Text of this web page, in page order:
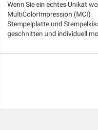
Wenn Sie ein echtes Unikat
MultiColorImpression (MCI)
Stempelplatte und
geschnitten und individuell